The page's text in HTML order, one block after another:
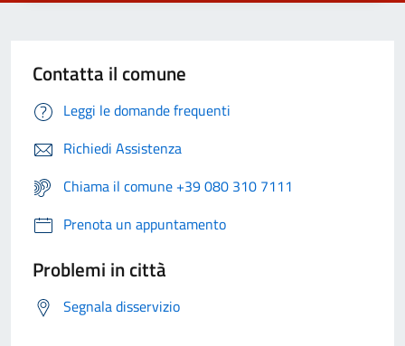
Contatta il comune
Leggi le domande frequenti
Richiedi Assistenza
Chiama il comune +39 080 310 7111
Prenota un appuntamento
Problemi in città
Segnala disservizio